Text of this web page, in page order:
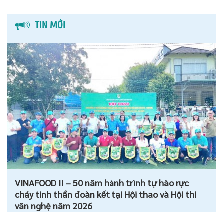
TIN MỚI
VINAFOOD II – 50 năm hành trình tự hào rực
cháy tinh thần đoàn kết tại Hội thao và Hội thi
văn nghệ năm 2026